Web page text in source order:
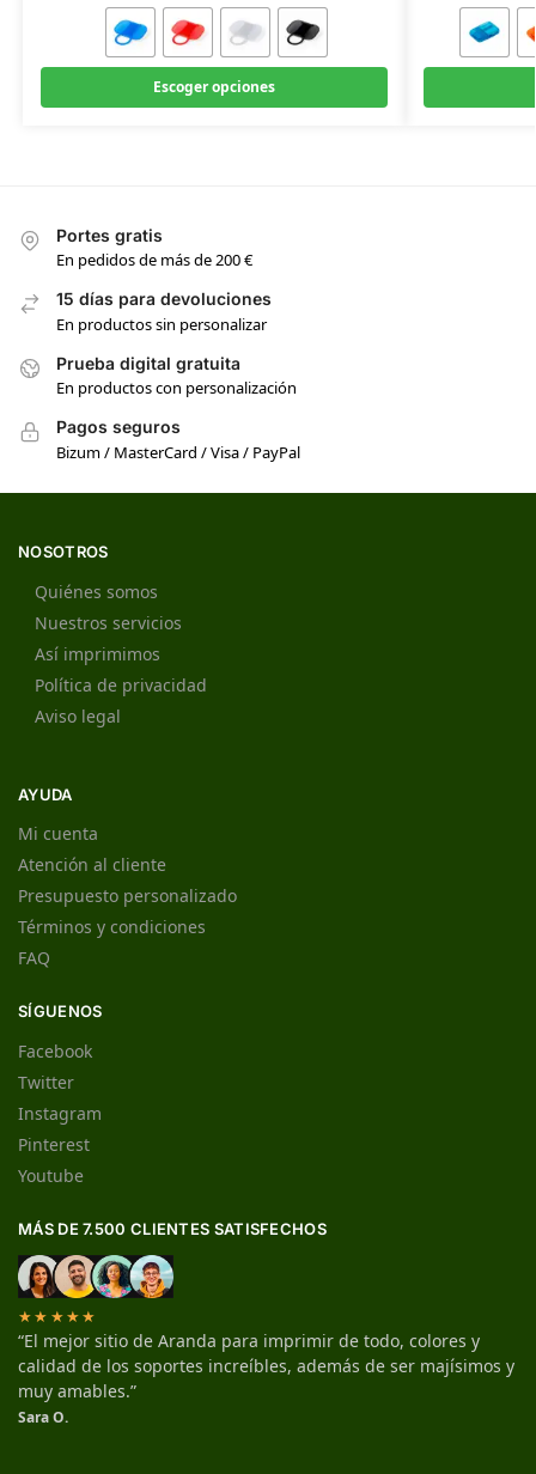
Escoger opciones
Portes gratis
En pedidos de más de 200 €
15 días para devoluciones
En productos sin personalizar
Prueba digital gratuita
En productos con personalización
Pagos seguros
Bizum / MasterCard / Visa / PayPal
NOSOTROS
Quiénes somos
Nuestros servicios
Así imprimimos
Política de privacidad
Aviso legal
AYUDA
Mi cuenta
Atención al cliente
Presupuesto personalizado
Términos y condiciones
FAQ
SÍGUENOS
Facebook
Twitter
Instagram
Pinterest
Youtube
MÁS DE 7.500 CLIENTES SATISFECHOS
★★★★★
“El mejor sitio de Aranda para imprimir de todo, colores y
calidad de los soportes increíbles, además de ser majísimos y
muy amables.”
Sara O.